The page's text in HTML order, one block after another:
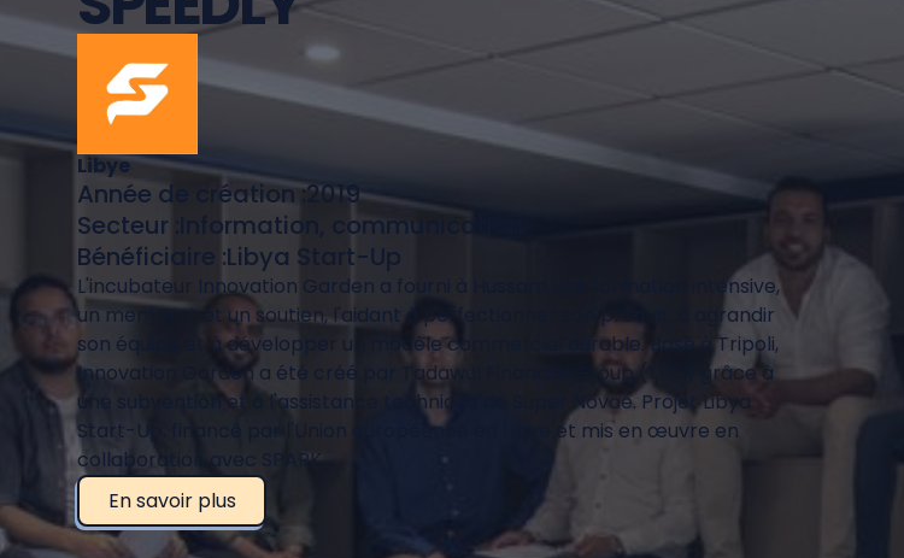
Libye
Année de création :2019
Secteur :
Information, communication
Bénéficiaire :Libya Start-Up
L'incubateur Innovation Garden a fourni à Hussam une formation intensive,
un mentorat et un soutien, l'aidant à perfectionner son produit, à agrandir
son équipe et à développer un modèle commercial durable. Basé à Tripoli,
Innovation Garden a été créé par Tadawul Financial Group (TFG) grâce à
une subvention et à l'assistance technique de Super Novae. Projet Libya
Start-Up, financé par l'Union européenne en Libye et mis en œuvre en
collaboration avec SPARK.
En savoir plus